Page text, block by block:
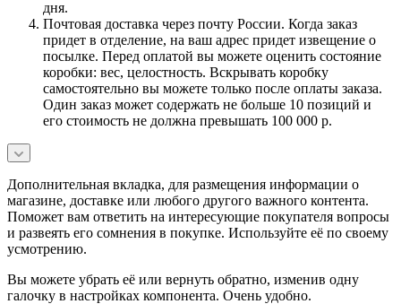
дня.
Почтовая доставка через почту России. Когда заказ
придет в отделение, на ваш адрес придет извещение о
посылке. Перед оплатой вы можете оценить состояние
коробки: вес, целостность. Вскрывать коробку
самостоятельно вы можете только после оплаты заказа.
Один заказ может содержать не больше 10 позиций и
его стоимость не должна превышать 100 000 р.
Дополнительная вкладка, для размещения информации о
магазине, доставке или любого другого важного контента.
Поможет вам ответить на интересующие покупателя вопросы
и развеять его сомнения в покупке. Используйте её по своему
усмотрению.
Вы можете убрать её или вернуть обратно, изменив одну
галочку в настройках компонента. Очень удобно.